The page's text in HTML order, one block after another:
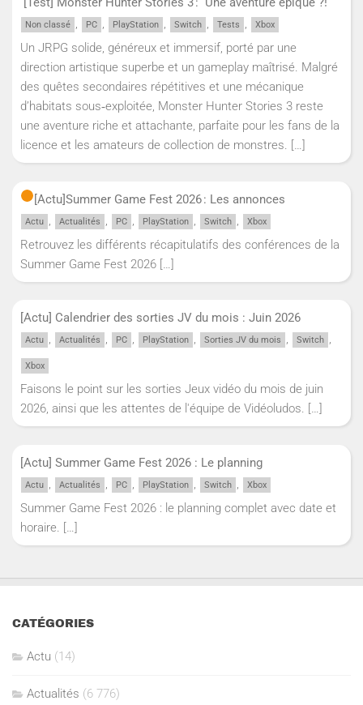
Non classé , PC , PlayStation , Switch , Tests , Xbox
Un JRPG solide, généreux et immersif, porté par une
direction artistique superbe et un gameplay maîtrisé. Malgré
des quêtes secondaires répétitives et une mécanique
d’habitats sous‑exploitée, Monster Hunter Stories 3 reste
une aventure riche et attachante, parfaite pour les fans de la
licence et les amateurs de collection de monstres. […]
[Actu]Summer Game Fest 2026 : Les annonces
Actu Actualités PC PlayStation Switch Xbox
Retrouvez les différents récapitulatifs des conférences de la
Summer Game Fest 2026 […]
[Actu] Calendrier des sorties JV du mois : Juin 2026
Actu , Actualités , PC , PlayStation , Sorties JV du mois , Switch ,
Xbox
Faisons le point sur les sorties Jeux vidéo du mois de juin
2026, ainsi que les attentes de l'équipe de Vidéoludos. […]
[Actu] Summer Game Fest 2026 : Le planning
Actu Actualités PC PlayStation Switch Xbox
Summer Game Fest 2026 : le planning complet avec date et
horaire.
[…]
CATÉGORIES
Actu (14)
Actualités (6 776)